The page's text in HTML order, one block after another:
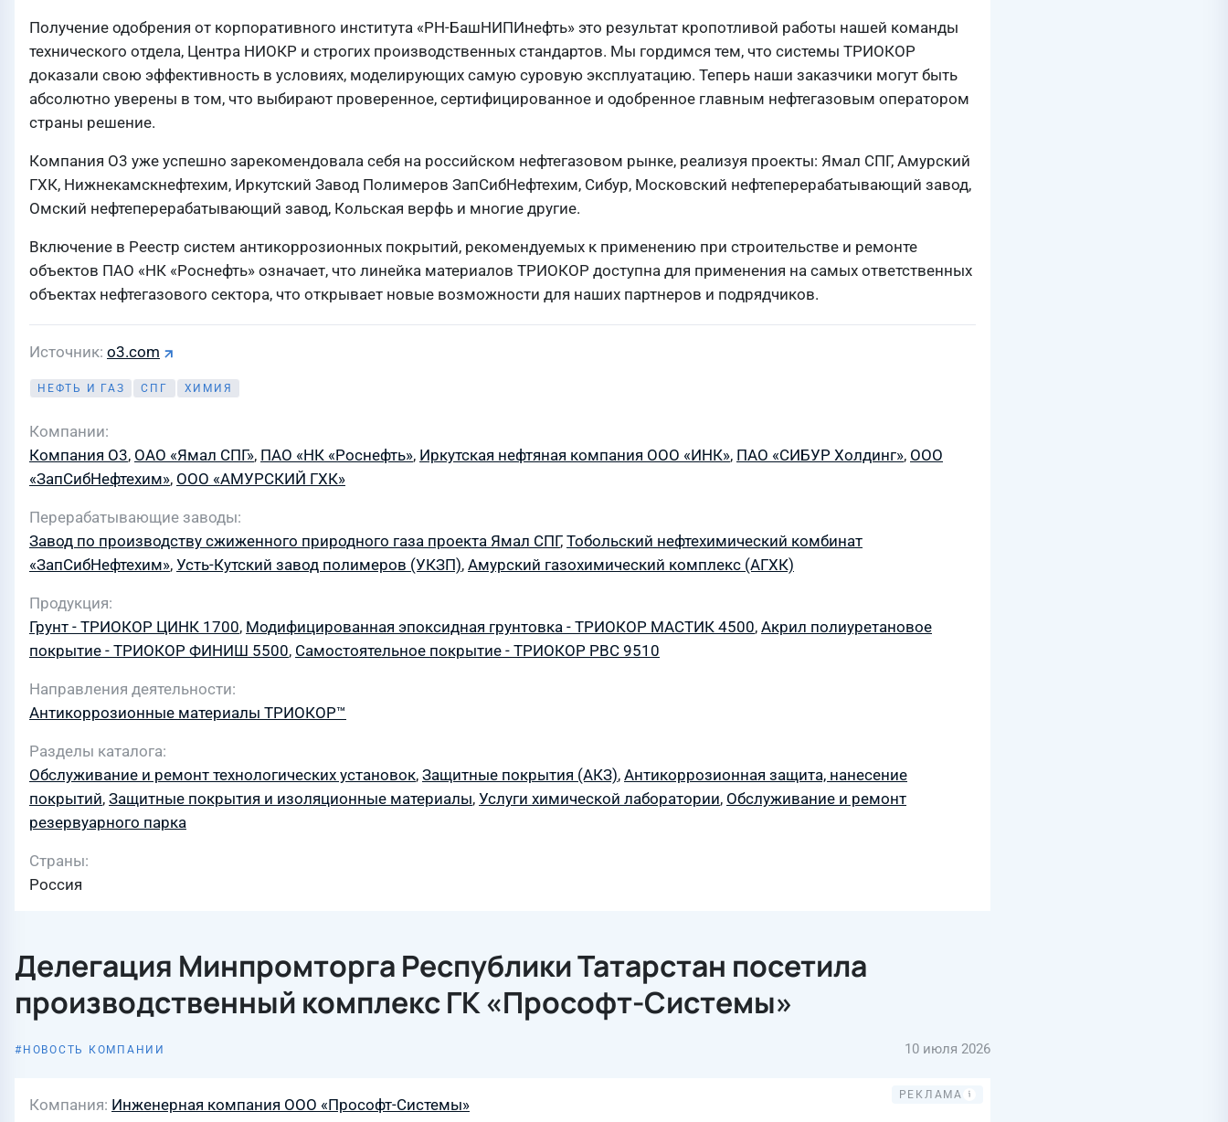
Получение одобрения от корпоративного института «РН-БашНИПИнефть» это результат кропотливой работы нашей команды
технического отдела, Центра НИОКР и строгих производственных стандартов. Мы гордимся тем, что системы ТРИОКОР
доказали свою эффективность в условиях, моделирующих самую суровую эксплуатацию. Теперь наши заказчики могут быть
абсолютно уверены в том, что выбирают проверенное, сертифицированное и одобренное главным нефтегазовым оператором
страны решение.
Компания О3 уже успешно зарекомендовала себя на российском нефтегазовом рынке, реализуя проекты: Ямал СПГ, Амурский
ГХК, Нижнекамскнефтехим, Иркутский Завод Полимеров ЗапСибНефтехим, Сибур, Московский нефтеперерабатывающий завод,
Омский нефтеперерабатывающий завод, Кольская верфь и многие другие.
Включение в Реестр систем антикоррозионных покрытий, рекомендуемых к применению при строительстве и ремонте
объектов ПАО «НК «Роснефть» означает, что линейка материалов ТРИОКОР доступна для применения на самых ответственных
объектах нефтегазового сектора, что открывает новые возможности для наших партнеров и подрядчиков.
Источник o3.com
НЕФТЬ И ГАЗ СПГ ХИМИЯ
Компании
Компания О3, ОАО «Ямал СПГ», ПАО «НК «Роснефть», Иркутская нефтяная компания ООО «ИНК», ПАО «СИБУР Холдинг», ООО
«ЗапСибНефтехим», ООО «АМУРСКИЙ ГХК»
Перерабатывающие заводы
Завод по производству сжиженного природного газа проекта Ямал СПГ, Тобольский нефтехимический комбинат
«ЗапСибНефтехим», Усть-Кутский завод полимеров (УКЗП), Амурский газохимический комплекс (АГХК)
Продукция
Грунт - ТРИОКОР ЦИНК 1700, Модифицированная эпоксидная грунтовка - ТРИОКОР МАСТИК 4500, Акрил полиуретановое
покрытие - ТРИОКОР ФИНИШ 5500, Самостоятельное покрытие - ТРИОКОР PBC 9510
Направления деятельности
Антикоррозионные материалы ТРИОКОР™
Разделы каталога
Обслуживание и ремонт технологических установок, Защитные покрытия (АКЗ), Антикоррозионная защита, нанесение
покрытий, Защитные покрытия и изоляционные материалы, Услуги химической лаборатории, Обслуживание и ремонт
резервуарного парка
Страны
Россия
Делегация Минпромторга Республики Татарстан посетила
производственный комплекс ГК «Прософт-Системы»
НОВОСТЬ КОМПАНИИ 10 июля 2026
Компания Инженерная компания ООО «Прософт-Системы»